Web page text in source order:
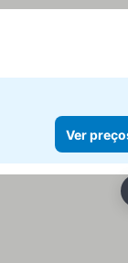
Ver